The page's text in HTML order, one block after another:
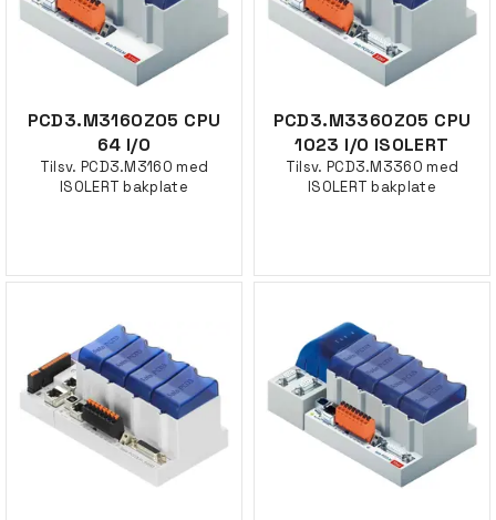
PCD3.M3160Z05 CPU
64 I/O
Tilsv. PCD3.M3160 med
ISOLERT bakplate
PCD3.M3360Z05 CPU
1023 I/O ISOLERT
Tilsv. PCD3.M3360 med
ISOLERT bakplate